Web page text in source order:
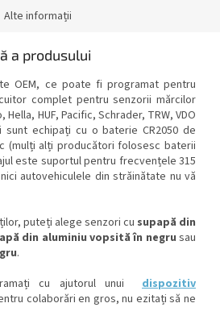
Alte informații
a produsului
OEM, ce poate fi programat pentru
complet pentru senzorii mărcilor
HUF, Pacific, Schrader, TRW, VDO
echipați cu o baterie CR2050 de
(mulți alți producători folosesc baterii
este suportul pentru frecvențele 315
autovehiculele din străinătate nu vă
puteți alege senzori cu supapă din
din aluminiu vopsită în negru sau
.
cu ajutorul unui dispozitiv
colaborări en gros, nu ezitați să ne